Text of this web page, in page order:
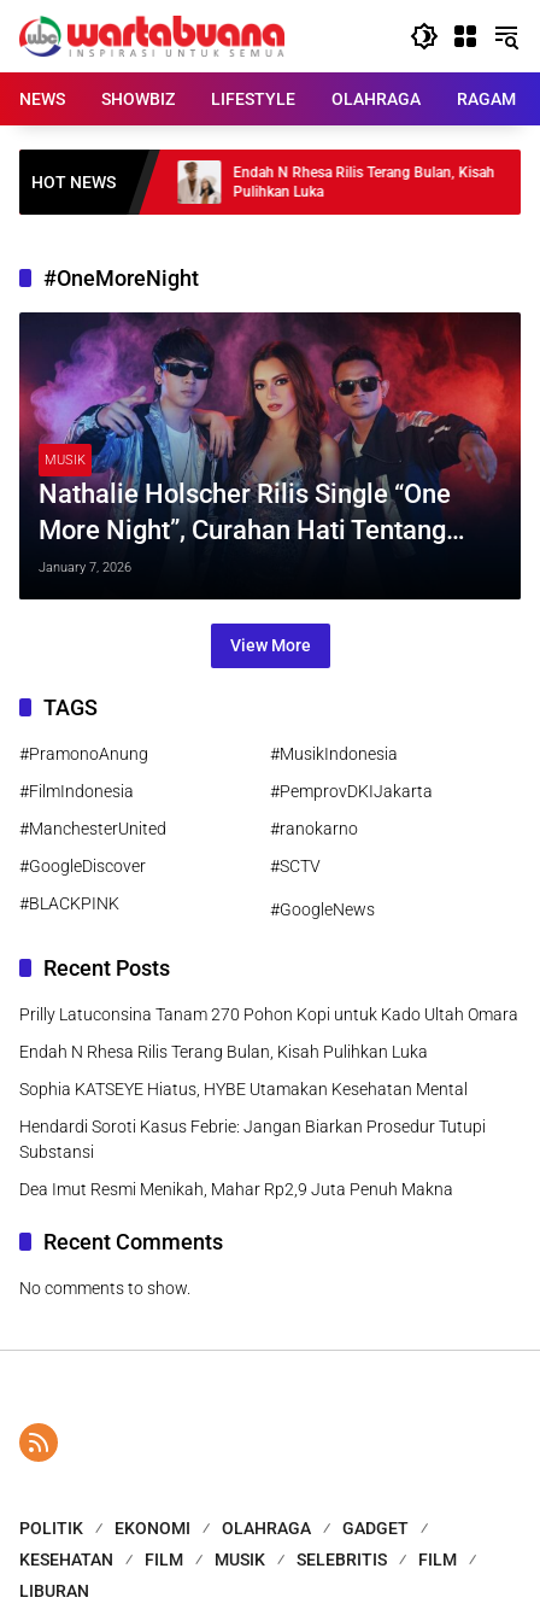
content
NEWS
SHOWBIZ LIFESTYLE OLAHRAGA RAGAM
HOT NEWS
Pohon Kopi
Endah N Rhesa Rilis Terang Bulan, Kisah
Pulihkan Luka
#OneMoreNight
MUSIK
Nathalie Holscher Rilis Single “One
More Night”, Curahan Hati Tentang
Cinta di Ujung Perpisahan
January 7, 2026
View More
TAGS
#PramonoAnung
#MusikIndonesia
#FilmIndonesia
#PemprovDKIJakarta
#ManchesterUnited
#ranokarno
#GoogleDiscover
#SCTV
#BLACKPINK
#GoogleNews
Recent Posts
Prilly Latuconsina Tanam 270 Pohon Kopi untuk Kado Ultah Omara
Endah N Rhesa Rilis Terang Bulan, Kisah Pulihkan Luka
Sophia KATSEYE Hiatus, HYBE Utamakan Kesehatan Mental
Hendardi Soroti Kasus Febrie: Jangan Biarkan Prosedur Tutupi
Substansi
Dea Imut Resmi Menikah, Mahar Rp2,9 Juta Penuh Makna
Recent Comments
No comments to show.
POLITIK EKONOMI OLAHRAGA
GADGET
KESEHATAN
FILM MUSIK SELEBRITIS
FILM
LIBURAN